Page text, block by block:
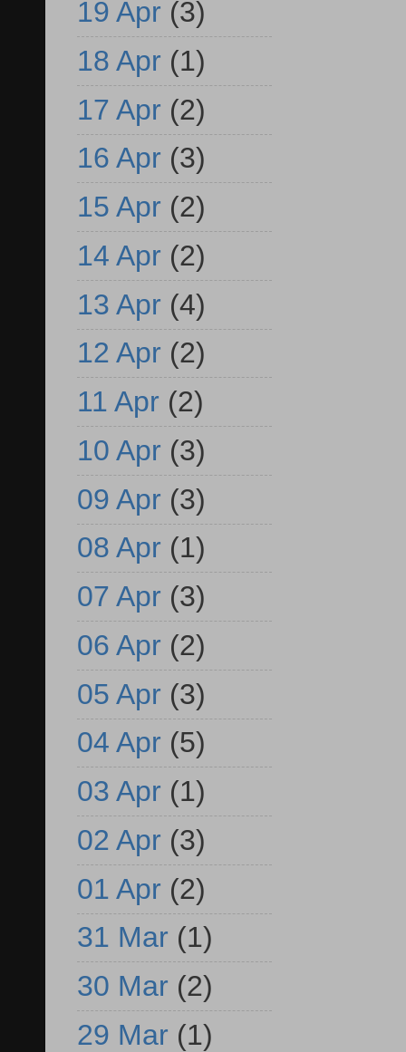
19 Apr (3)
18 Apr (1)
17 Apr (2)
16 Apr (3)
15 Apr (2)
14 Apr (2)
13 Apr (4)
12 Apr (2)
11 Apr (2)
10 Apr (3)
09 Apr (3)
08 Apr (1)
07 Apr (3)
06 Apr (2)
05 Apr (3)
04 Apr (5)
03 Apr (1)
02 Apr (3)
01 Apr (2)
31 Mar (1)
30 Mar (2)
29 Mar (1)